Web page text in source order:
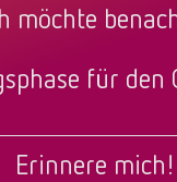
möchte
für den
Erinnere mich!